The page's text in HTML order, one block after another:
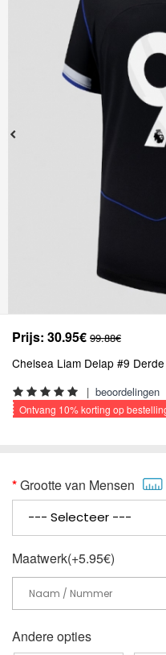
Prijs: 30.95€ 99.88€
Chelsea Liam Delap #9
| beoordelingen
Ontvang 10%korting op
Grootte van Mensen
Maatwerk(+5.95€)
Andere opties